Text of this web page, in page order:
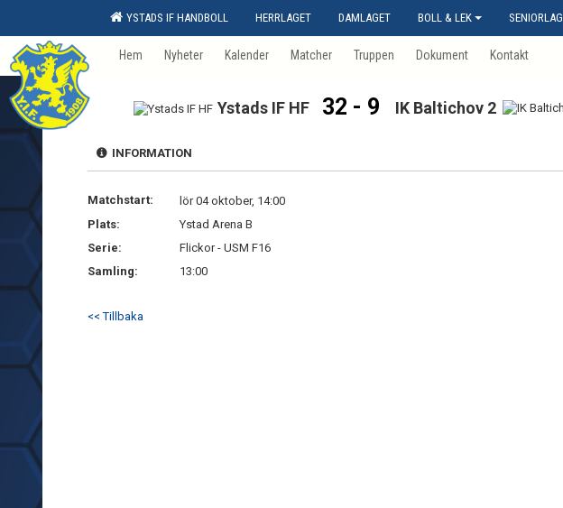
YSTADS IF HANDBOLL HERRLAGET DAMLAGET BOLL & LEK SENIORLAG
Hem Nyheter Kalender Matcher Truppen Dokument Kontakt
Ystads IF HF 32 - 9 IK Baltichov 2
INFORMATION
Matchstart:
lör 04 oktober, 14:00
Plats:
Ystad Arena B
Serie:
Flickor - USM F16
Samling:
13:00
<< Tillbaka